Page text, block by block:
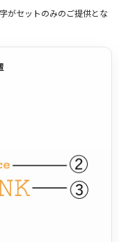
がセットのみのご提供とな